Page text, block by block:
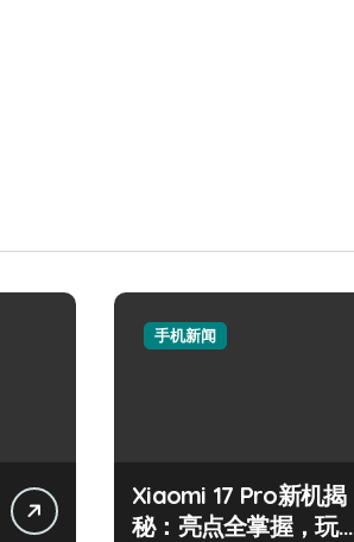
手机新闻
Xiaomi 17 Pro新机揭
秘：亮点全掌握，玩机